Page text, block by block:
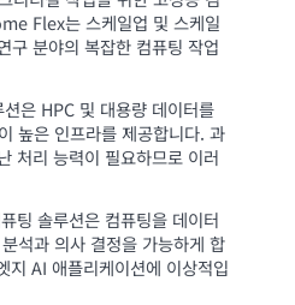
Flex는 스케일업 및 스케일
구 분야의 복잡한 컴퓨팅 작업
은 HPC 및 대용량 데이터를
높은 인프라를 제공합니다. 과
처리 능력이 필요하므로 이러
팅 솔루션은 컴퓨팅을 데이터
석과 의사 결정을 가능하게 합
AI 애플리케이션에 이상적입